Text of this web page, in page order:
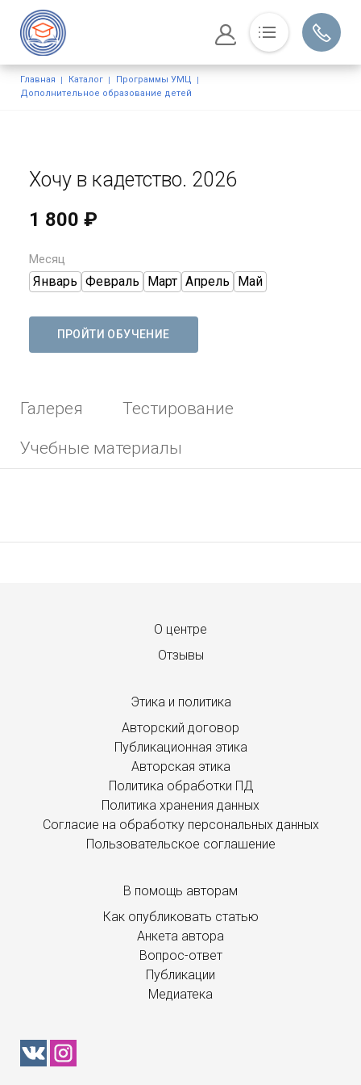
Основная навигация
Сведения об образовательной
организации
Журнал
Строка навигации
Главная Каталог
Программы УМЦ
Дополнительное образование детей
Хочу в кадетство. 2026
1 800 ₽
Месяц
Январь Февраль Март Апрель Май
ПРОЙТИ ОБУЧЕНИЕ
Галерея Тестирование
Учебные материалы
О центре
Отзывы
Этика и политика
Авторский договор
Публикационная этика
Авторская этика
Политика обработки ПД
Политика хранения данных
Согласие на обработку персональных данных
Пользовательское соглашение
В помощь авторам
Как опубликовать статью
Анкета автора
Вопрос-ответ
Публикации
Медиатека